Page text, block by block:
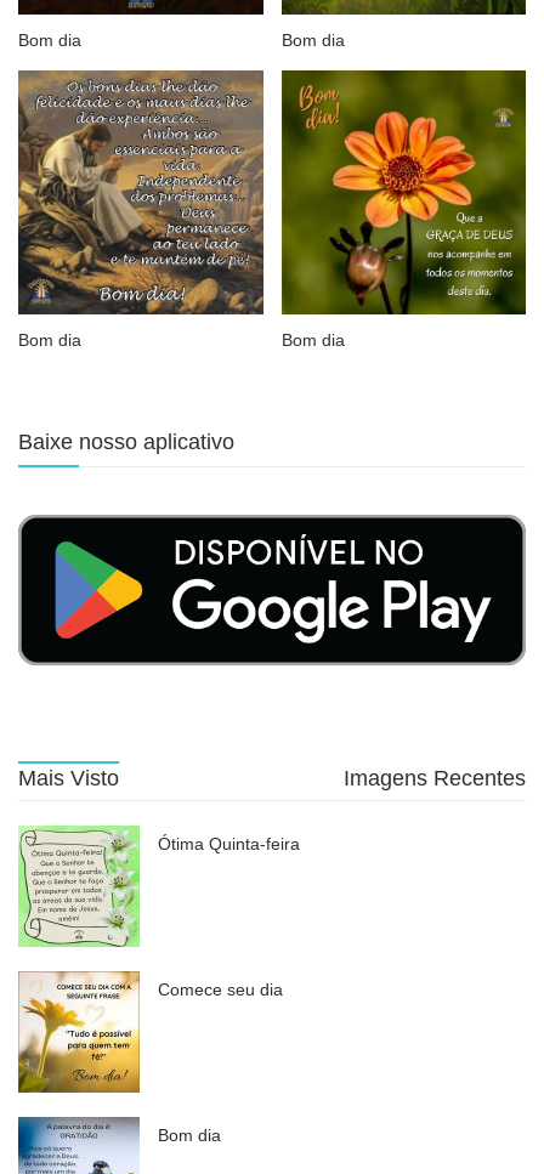
Bom dia Bom dia
Bom dia Bom dia
Baixe nosso aplicativo
Mais Visto Imagens Recentes
Ótima Quinta-feira
Comece seu dia
Bom dia